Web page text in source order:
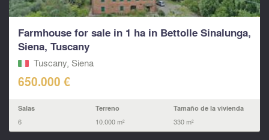
Farmhouse for sale in 1 ha in Bettolle Sinalunga,
Siena, Tuscany
Tuscany, Siena
650.000 €
Salas
6
Terreno
10.000 m²
Tamaño de la vivienda
330 m²